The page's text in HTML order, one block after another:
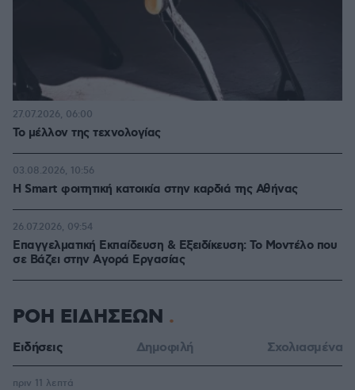
Το μέλλον της τεχνολογίας
27.07.2026, 06:00
Η Smart φοιτητική κατοικία στην καρδιά της Αθήνας
03.08.2026, 10:56
Επαγγελματική Εκπαίδευση & Εξειδίκευση: Το Mοντέλο που
σε Bάζει στην Aγορά Eργασίας
26.07.2026, 09:54
ΡΟΗ ΕΙΔΗΣΕΩΝ
Ειδήσεις Δημοφιλή Σχολιασμένα
πριν 11 λεπτά